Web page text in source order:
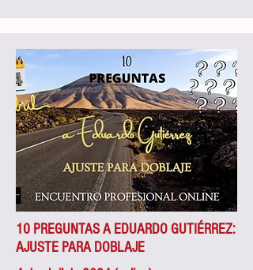
10 PREGUNTAS A EDUARDO GUTIÉRREZ:
AJUSTE PARA DOBLAJE